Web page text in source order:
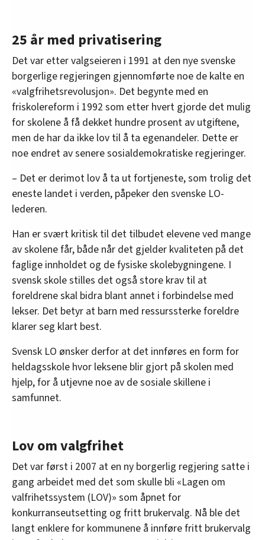
25 år med privatisering
Det var etter valgseieren i 1991 at den nye svenske
borgerlige regjeringen gjennomførte noe de kalte en
«valgfrihetsrevolusjon». Det begynte med en
friskolereform i 1992 som etter hvert gjorde det mulig
for skolene å få dekket hundre prosent av utgiftene,
men de har da ikke lov til å ta egenandeler. Dette er
noe endret av senere sosialdemokratiske regjeringer.
– Det er derimot lov å ta ut fortjeneste, som trolig det
eneste landet i verden, påpeker den svenske LO-
lederen.
Han er svært kritisk til det tilbudet elevene ved mange
av skolene får, både når det gjelder kvaliteten på det
faglige innholdet og de fysiske skolebygningene. I
svensk skole stilles det også store krav til at
foreldrene skal bidra blant annet i forbindelse med
lekser. Det betyr at barn med ressurssterke foreldre
klarer seg klart best.
Svensk LO ønsker derfor at det innføres en form for
heldagsskole hvor leksene blir gjort på skolen med
hjelp, for å utjevne noe av de sosiale skillene i
samfunnet.
Lov om valgfrihet
Det var først i 2007 at en ny borgerlig regjering satte i
gang arbeidet med det som skulle bli «Lagen om
valfrihetssystem (LOV)» som åpnet for
konkurranseutsetting og fritt brukervalg. Nå ble det
langt enklere for kommunene å innføre fritt brukervalg